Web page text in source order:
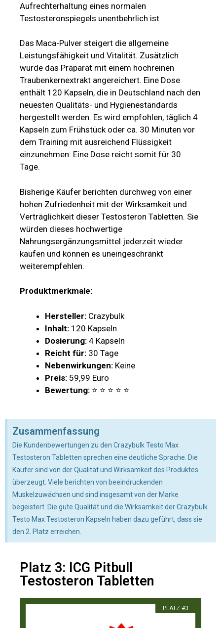
Aufrechterhaltung eines normalen
Testosteronspiegels unentbehrlich ist.
Das Maca-Pulver steigert die allgemeine
Leistungsfähigkeit und Vitalität. Zusätzlich
wurde das Präparat mit einem hochreinen
Traubenkernextrakt angereichert. Eine Dose
enthält 120 Kapseln, die in Deutschland nach den
neuesten Qualitäts- und Hygienestandards
hergestellt werden. Es wird empfohlen, täglich 4
Kapseln zum Frühstück oder ca. 30 Minuten vor
dem Training mit ausreichend Flüssigkeit
einzunehmen. Eine Dose reicht somit für 30
Tage.
Bisherige Käufer berichten durchweg von einer
hohen Zufriedenheit mit der Wirksamkeit und
Verträglichkeit dieser Testosteron Tabletten. Sie
würden dieses hochwertige
Nahrungsergänzungsmittel jederzeit wieder
kaufen und können es uneingeschränkt
weiterempfehlen.
Produktmerkmale:
Hersteller: Crazybulk
Inhalt: 120 Kapseln
Dosierung: 4 Kapseln
Reicht für: 30 Tage
Nebenwirkungen: Keine
Preis: 59,99 Euro
Bewertung: ⭐ ⭐ ⭐ ⭐ ⭐
Zusammenfassung
Die Kundenbewertungen zu den Crazybulk Testo Max
Testosteron Tabletten sprechen eine deutliche Sprache. Die
Käufer sind von der Qualität und Wirksamkeit des Produktes
überzeugt. Viele berichten von beeindruckenden
Muskelzuwächsen und sind insgesamt von der Marke
begeistert. Die gute Qualität und die Wirksamkeit der Crazybulk
Testo Max Testosteron Kapseln haben dazu geführt, dass sie
den 2. Platz erreichen.
Platz 3: ICG Pitbull
Testosteron Tabletten
PLATZ #3